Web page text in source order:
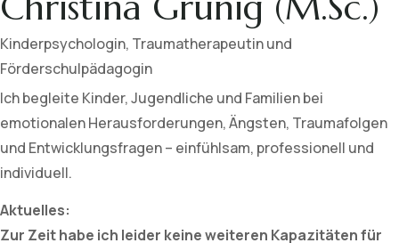
Kinderpsychologin, Traumatherapeutin und
Förderschulpädagogin
Ich begleite Kinder, Jugendliche und Familien bei
emotionalen Herausforderungen, Ängsten, Traumafolgen
und Entwicklungsfragen – einfühlsam, professionell und
individuell.
Aktuelles:
Zur Zeit habe ich leider keine weiteren Kapazitäten für